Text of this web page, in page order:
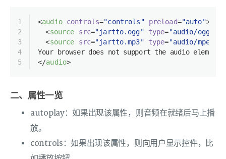
1
2
3
4
5
<audio controls="controls" preload="auto">
<source src="jartto.ogg" type="audio/ogg"
<source src="jartto.mp3" type="audio/mpeg"
Your browser does not support the audio element.
</audio>
二、属性一览
autoplay：如果出现该属性，则音频在就绪后马上播
放。
controls：如果出现该属性，则向用户显示控件，比